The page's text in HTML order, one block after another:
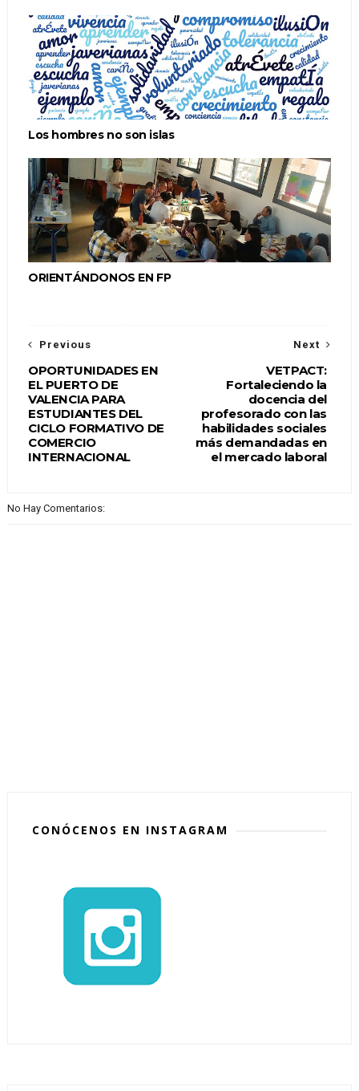
Los hombres no son islas
ORIENTÁNDONOS EN FP
Next
VETPACT:
Fortaleciendo la
docencia del
profesorado con las
habilidades sociales
más demandadas en
el mercado laboral
Previous
OPORTUNIDADES EN
EL PUERTO DE
VALENCIA PARA
ESTUDIANTES DEL
CICLO FORMATIVO DE
COMERCIO
INTERNACIONAL
No Hay Comentarios:
CONÓCENOS EN INSTAGRAM